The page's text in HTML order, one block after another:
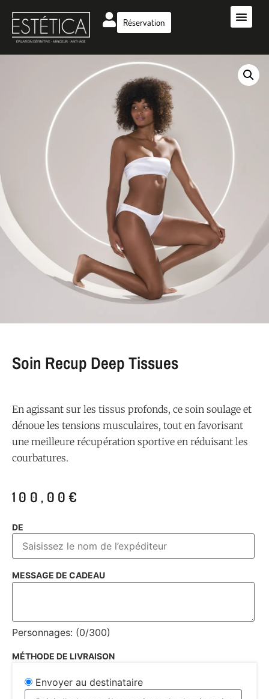
Réservation
Soin Recup Deep Tissues
En agissant sur les tissus profonds, ce soin soulage et
dénoue les tensions musculaires, tout en favorisant
une meilleure récupération sportive en réduisant les
courbatures.
100,00€
DE
MESSAGE DE CADEAU
Personnages: (0/300)
MÉTHODE DE LIVRAISON
Envoyer au destinataire